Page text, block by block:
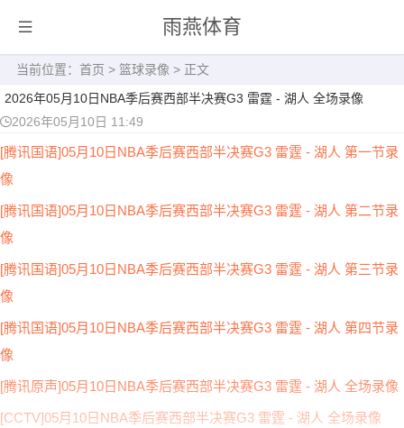
雨燕体育
当前位置： 首页 > 篮球录像 > 正文
2026年05月10日NBA季后赛西部半决赛G3 雷霆 - 湖人 全场录像
2026年05月10日 11:49
[腾讯国语]05月10日NBA季后赛西部半决赛G3 雷霆 - 湖人 第一节录
像
[腾讯国语]05月10日NBA季后赛西部半决赛G3 雷霆 - 湖人 第二节录
像
[腾讯国语]05月10日NBA季后赛西部半决赛G3 雷霆 - 湖人 第三节录
像
[腾讯国语]05月10日NBA季后赛西部半决赛G3 雷霆 - 湖人 第四节录
像
[腾讯原声]05月10日NBA季后赛西部半决赛G3 雷霆 - 湖人 全场录像
[CCTV]05月10日NBA季后赛西部半决赛G3 雷霆 - 湖人 全场录像